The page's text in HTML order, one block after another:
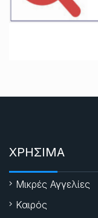
ΧΡΗΣΙΜΑ
Μικρές Αγγελίες
Καιρός